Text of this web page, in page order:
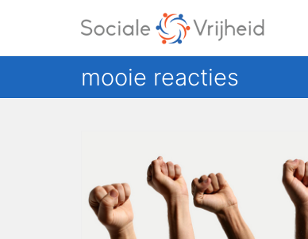
mooie reacties